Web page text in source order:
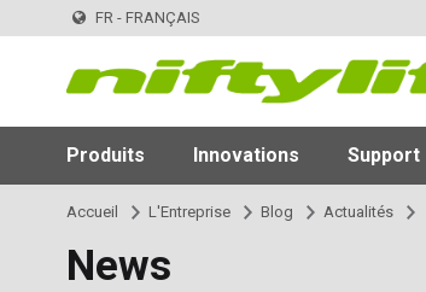
FR - FRANÇAIS
Produits Innovations Support
Accueil L'Entreprise Blog Actualités
News